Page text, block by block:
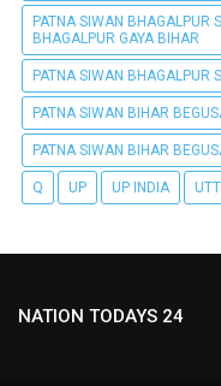
PATNA SIWAN BHAGALPUR
BHAGALPUR GAYA BIHAR
PATNA SIWAN BHAGALPUR
PATNA SIWAN BIHAR
PATNA SIWAN BIHAR
Q UP UP INDIA
NATION TODAYS 24